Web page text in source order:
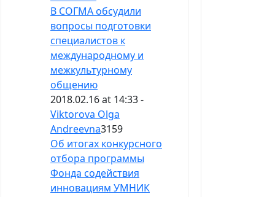
В СОГМА обсудили
вопросы подготовки
специалистов к
международному и
межкультурному
общению
2018.02.16 at 14:33 -
Viktorova Olga
Andreevna3159
Об итогах конкурсного
отбора программы
Фонда содействия
инновациям УМНИК